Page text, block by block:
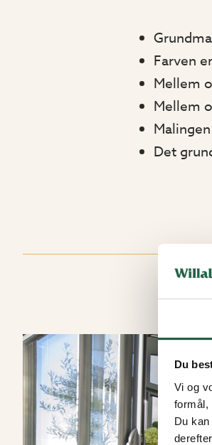
Du
Vi og
formål,
Du
Farven
Mellem
Mellem
Det